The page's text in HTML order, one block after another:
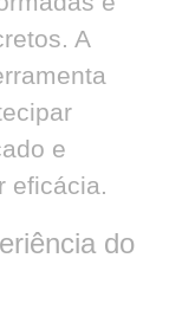
A
e
eficácia.
do